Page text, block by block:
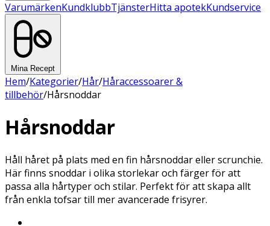
VarumärkenKundklubbTjänsterHitta apotekKundservice
Mina Recept
Hem/Kategorier/Hår/Håraccessoarer &
tillbehör/Hårsnoddar
Hårsnoddar
Håll håret på plats med en fin hårsnoddar eller scrunchie.
Här finns snoddar i olika storlekar och färger för att
passa alla hårtyper och stilar. Perfekt för att skapa allt
från enkla tofsar till mer avancerade frisyrer.